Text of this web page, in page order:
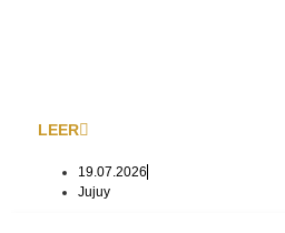
LEER
19.07.2026
Jujuy